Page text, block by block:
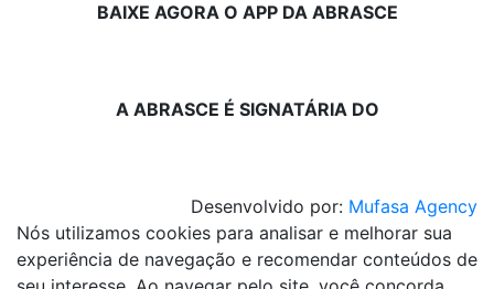
BAIXE AGORA O APP DA ABRASCE
A ABRASCE É SIGNATÁRIA DO
Desenvolvido por: Mufasa Agency
Nós utilizamos cookies para analisar e melhorar sua
experiência de navegação e recomendar conteúdos de